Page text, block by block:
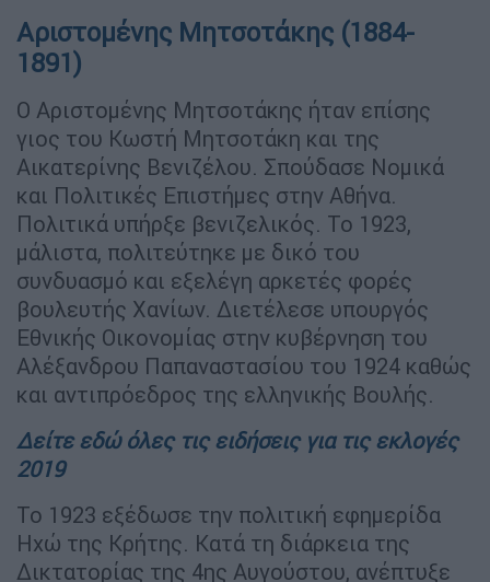
Αριστομένης Μητσοτάκης (1884-
1891)
Ο Αριστομένης Μητσοτάκης ήταν επίσης
γιος του Κωστή Μητσοτάκη και της
Αικατερίνης Βενιζέλου. Σπούδασε Νομικά
και Πολιτικές Επιστήμες στην Αθήνα.
Πολιτικά υπήρξε βενιζελικός. Το 1923,
μάλιστα, πολιτεύτηκε με δικό του
συνδυασμό και εξελέγη αρκετές φορές
βουλευτής Χανίων. Διετέλεσε υπουργός
Εθνικής Οικονομίας στην κυβέρνηση του
Αλέξανδρου Παπαναστασίου του 1924 καθώς
και αντιπρόεδρος της ελληνικής Βουλής.
Δείτε εδώ όλες τις ειδήσεις για τις εκλογές
2019
Το 1923 εξέδωσε την πολιτική εφημερίδα
Ηχώ της Κρήτης. Κατά τη διάρκεια της
Δικτατορίας της 4ης Αυγούστου, ανέπτυξε